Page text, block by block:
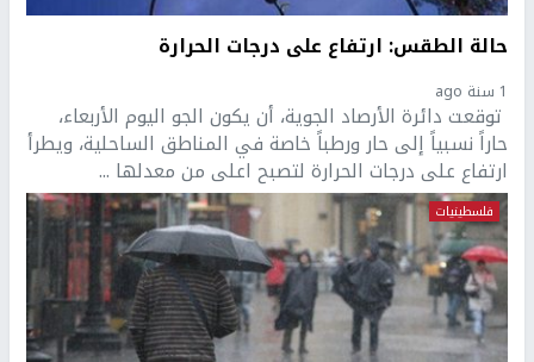
حالة الطقس: ارتفاع على درجات الحرارة
1 سنة ago
توقعت دائرة الأرصاد الجوية، أن يكون الجو اليوم الأربعاء،
حاراً نسبياً إلى حار ورطباً خاصة في المناطق الساحلية، ويطرأ
ارتفاع على درجات الحرارة لتصبح اعلى من معدلها ...
فلسطينيات